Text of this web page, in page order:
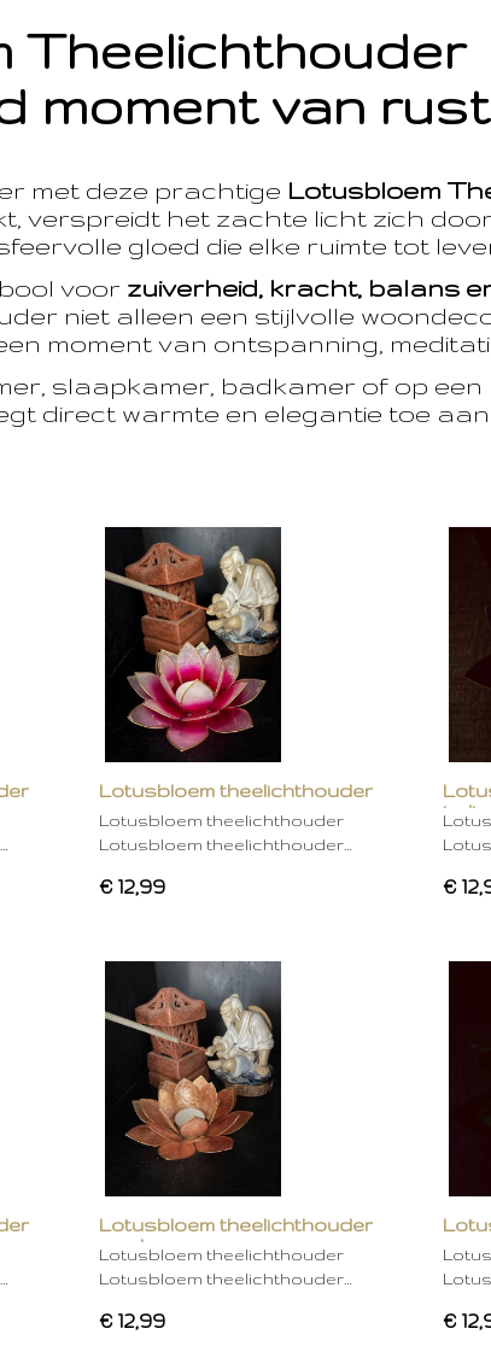
Theelichthouder
moment van rust
met deze prachtige Lotusbloem
verspreidt het zachte licht zich
gloed die elke ruimte tot
voor zuiverheid, kracht, balans
niet alleen een stijlvolle
moment van ontspanning,
slaapkamer, badkamer of op een
direct warmte en elegantie toe aan
Lotusbloem theelichthouder
rose
Lotusbloem theelichthouder
Lotusbloem theelichthouder…
€ 12,99 €
Lotusbloem theelichthouder
mocha
Lotusbloem theelichthouder
Lotusbloem theelichthouder…
€ 12,99 €